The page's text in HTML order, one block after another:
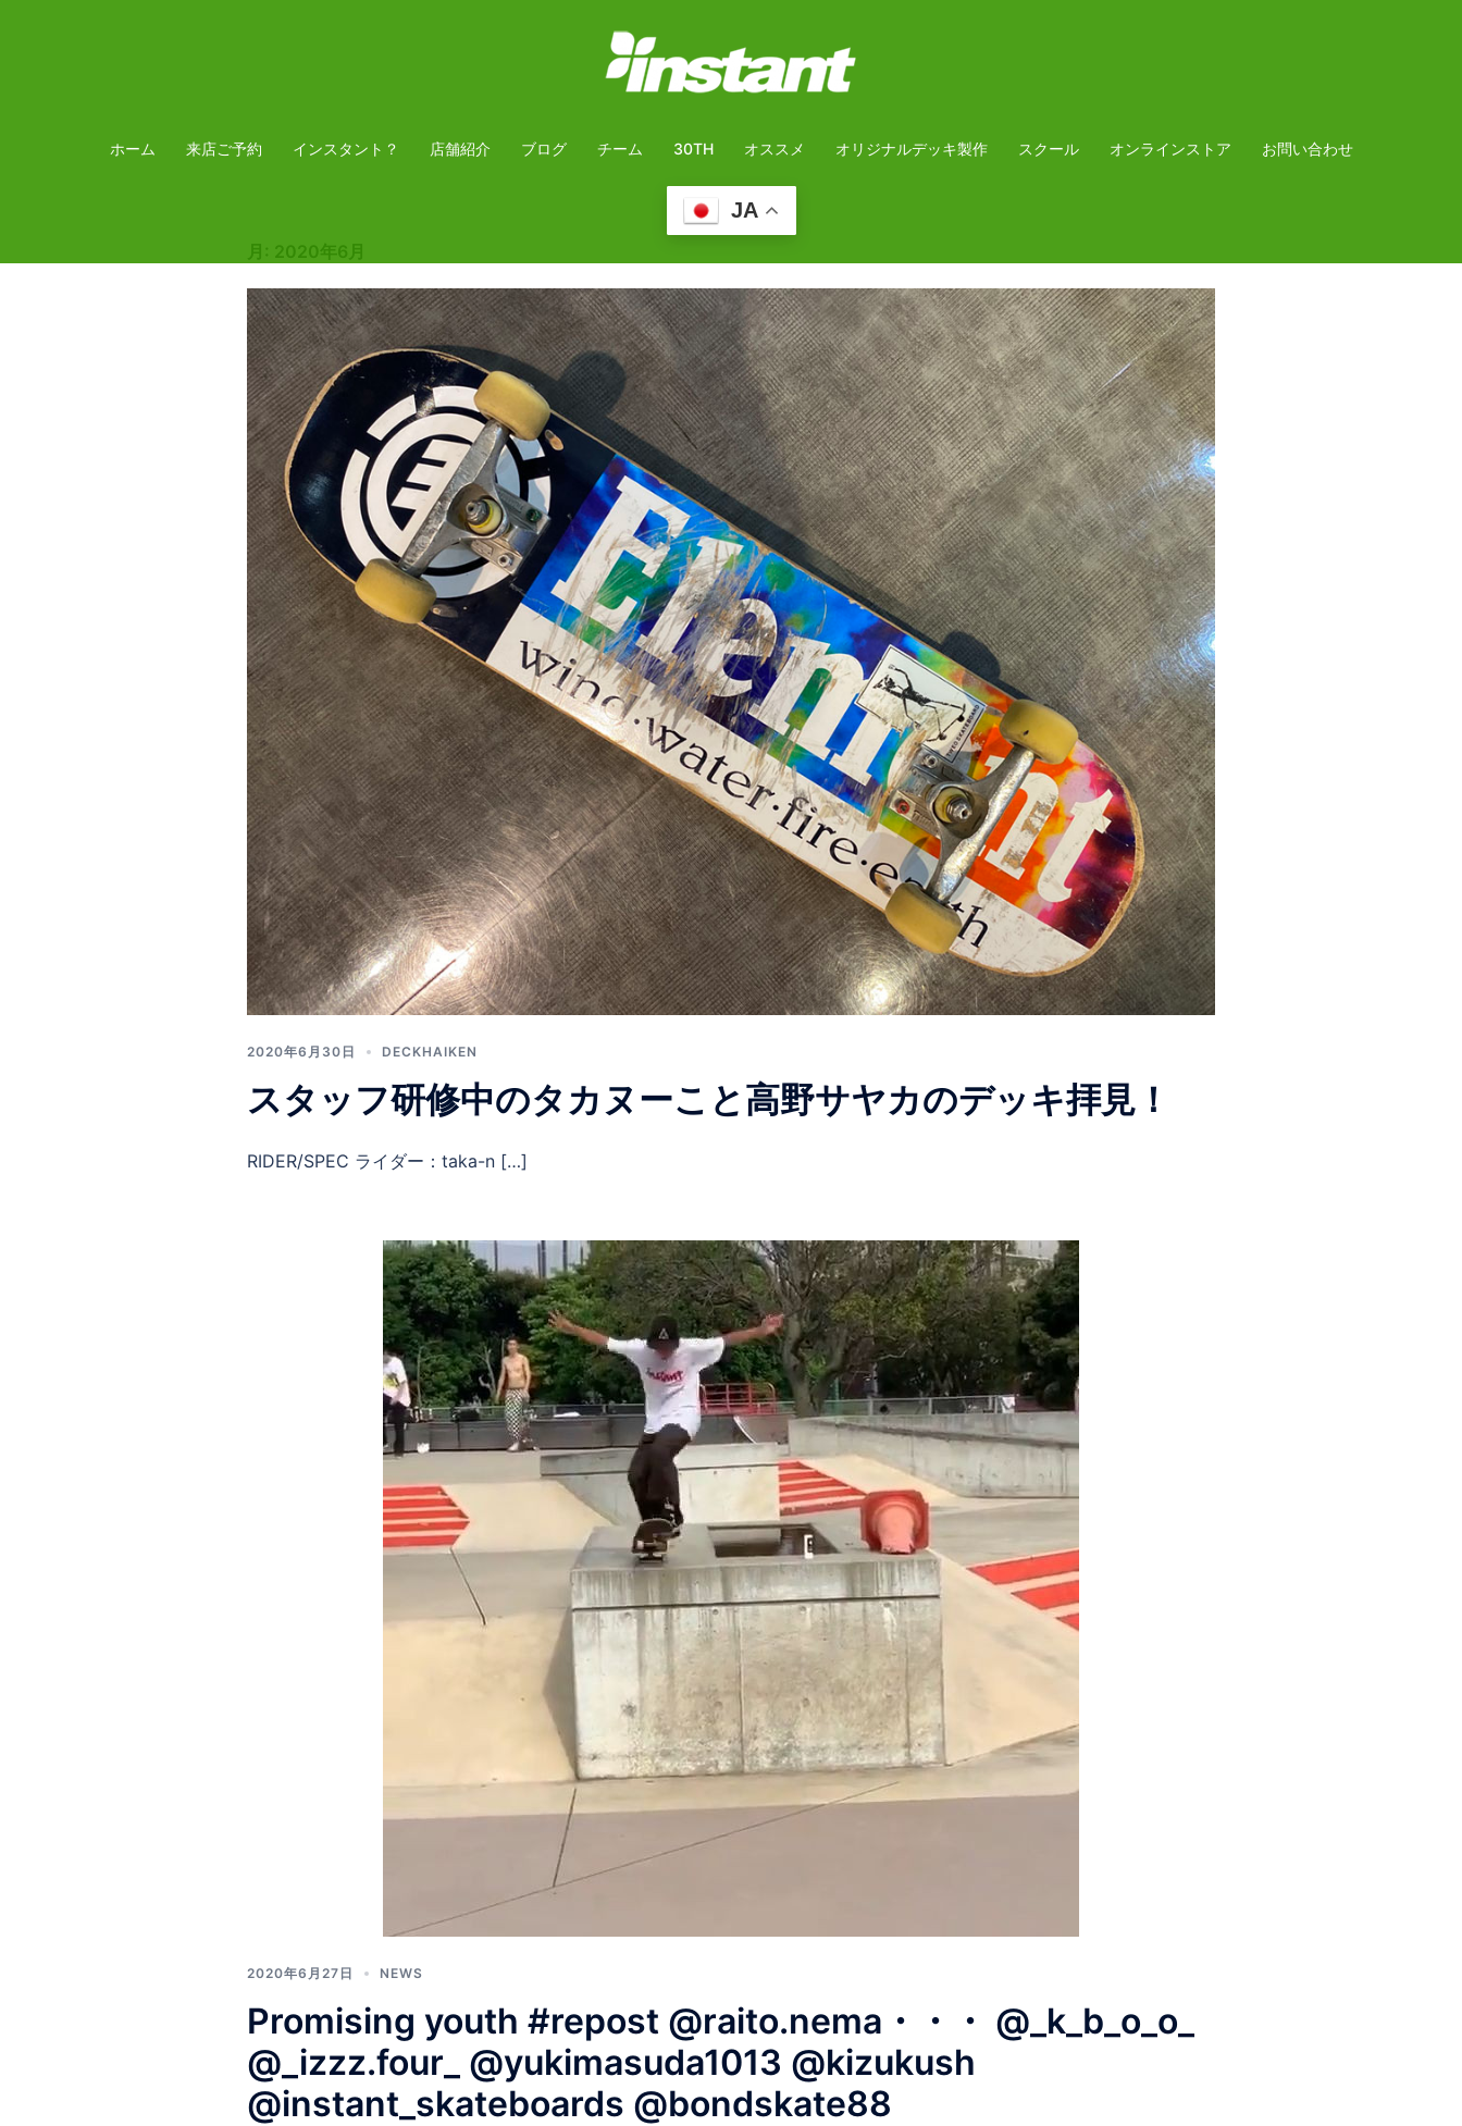
ホーム 来店ご予約 インスタント？ 店舗紹介 ブログ チーム 30TH オススメ オリジナルデッキ製作 スクール オンラインストア お問い合わせ
JA
月: 2020年6月
2020年6月30日 DECKHAIKEN
スタッフ研修中のタカヌーこと高野サヤカのデッキ拝見！
RIDER/SPEC ライダー：taka-n […]
2020年6月27日 NEWS
Promising youth #repost @raito.nema・・・ @_k_b_o_o_
@_izzz.four_ @yukimasuda1013 @kizukush
@instant_skateboards @bondskate88